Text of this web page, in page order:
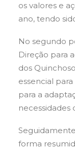
os valores e
ano, tendo
No segundo
Direção para
dos
essencial
para a
necessidades
forma